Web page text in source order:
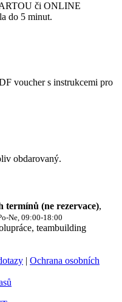
či ONLINE
do 5 minut.
voucher s instrukcemi pro
obdarovaný.
termínů (ne rezervace),
Ne, 09:00-18:00
teambuilding
| Ochrana osobních